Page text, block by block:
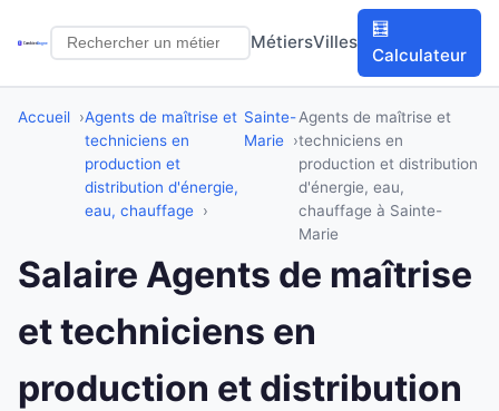
MétiersVilles
🧮
Calculateur
Accueil
Agents de maîtrise et
techniciens en
production et
distribution d'énergie,
eau, chauffage
Sainte-
Marie
Agents de maîtrise et
techniciens en
production et distribution
d'énergie, eau,
chauffage à Sainte-
Marie
Salaire Agents de maîtrise
et techniciens en
production et distribution